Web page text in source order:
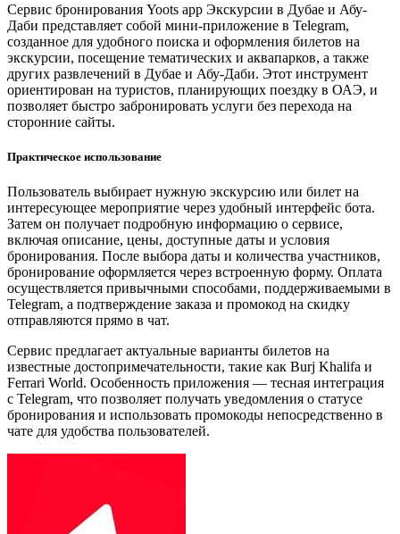
Сервис бронирования Yoots app Экскурсии в Дубае и Абу-
Даби представляет собой мини-приложение в Telegram,
созданное для удобного поиска и оформления билетов на
экскурсии, посещение тематических и аквапарков, а также
других развлечений в Дубае и Абу-Даби. Этот инструмент
ориентирован на туристов, планирующих поездку в ОАЭ, и
позволяет быстро забронировать услуги без перехода на
сторонние сайты.
Практическое использование
Пользователь выбирает нужную экскурсию или билет на
интересующее мероприятие через удобный интерфейс бота.
Затем он получает подробную информацию о сервисе,
включая описание, цены, доступные даты и условия
бронирования. После выбора даты и количества участников,
бронирование оформляется через встроенную форму. Оплата
осуществляется привычными способами, поддерживаемыми в
Telegram, а подтверждение заказа и промокод на скидку
отправляются прямо в чат.
Сервис предлагает актуальные варианты билетов на
известные достопримечательности, такие как Burj Khalifa и
Ferrari World. Особенность приложения — тесная интеграция
с Telegram, что позволяет получать уведомления о статусе
бронирования и использовать промокоды непосредственно в
чате для удобства пользователей.